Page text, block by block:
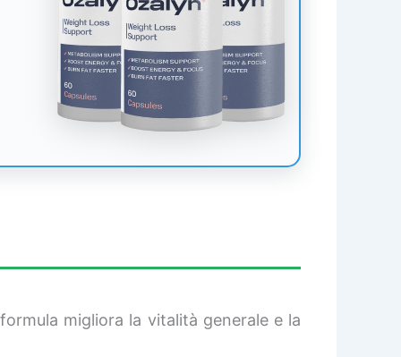
migliora la vitalità generale e la